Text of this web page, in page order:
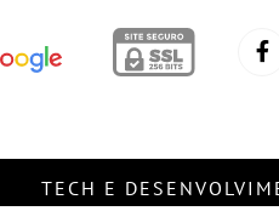
TECH E